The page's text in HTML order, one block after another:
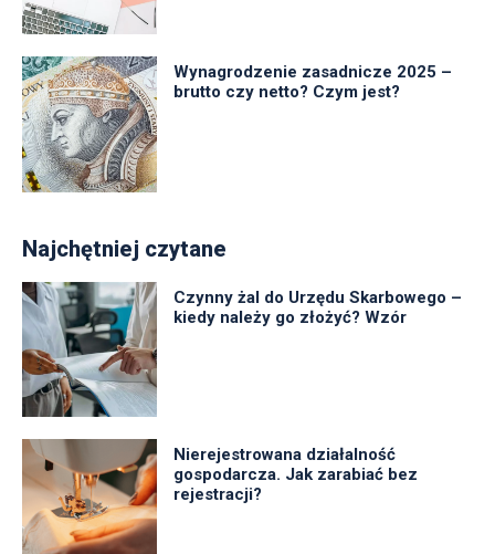
Wynagrodzenie zasadnicze 2025 –
brutto czy netto? Czym jest?
Najchętniej czytane
Czynny żal do Urzędu Skarbowego –
kiedy należy go złożyć? Wzór
Nierejestrowana działalność
gospodarcza. Jak zarabiać bez
rejestracji?